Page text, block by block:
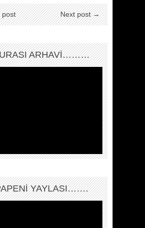
Next post →
ARHAVİ………
YAYLASI…….